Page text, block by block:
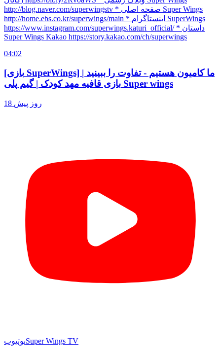
http://blog.naver.com/superwingstv * صفحه اصلی Super Wings
http://home.ebs.co.kr/superwings/main * اینستاگرام SuperWings
https://www.instagram.com/superwings.katuri_official/ * داستان
Super Wings Kakao https://story.kakao.com/ch/superwings
04:02
[بازی SuperWings] ما کامیون هستیم - تفاوت را ببینید |
بازی قافیه مهد کودک | گیم پلی Super wings
18 روز پیش
یوتیوبSuper Wings TV